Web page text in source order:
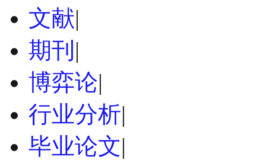
文献|
期刊 |
博弈论|
行业分析|
毕业论文|